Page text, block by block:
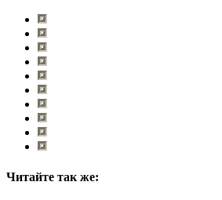
Читайте так же: